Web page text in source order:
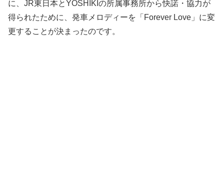
に、JR東日本とYOSHIKIの所属事務所から快諾・協力が
得られたために、発車メロディーを「Forever Love」に変
更することが決まったのです。